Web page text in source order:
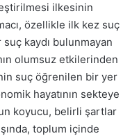
ilkesinin
özellikle ilk kez suç
kaydı bulunmayan
olumsuz etkilerinden
suç öğrenilen bir yer
hayatının sekteye
koyucu, belirli şartlar
toplum içinde